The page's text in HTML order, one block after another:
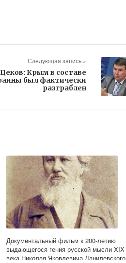
Следующая запись »
Крым в составе
был фактически
разграблен
Документальный фильм к 200-летию
выдающегося гения русской мысли XIX
века Николая Яковлевича Данилевского